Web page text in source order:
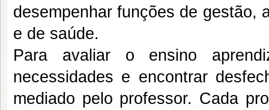
desempenhar funções de gestão,
e de saúde.
Para avaliar o ensino
necessidades e encontrar
mediado pelo professor. Cada